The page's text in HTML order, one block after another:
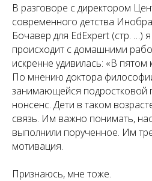
В разговоре с директором
современного детства
Бочавер для EdExpert (стр. …)
происходит с домашними
искренне удивилась: «В пятом
По мнению доктора
занимающейся подростковой
нонсенс. Дети в таком
связь. Им важно понимать,
выполнили порученное. Им
мотивация.
Признаюсь, мне тоже.